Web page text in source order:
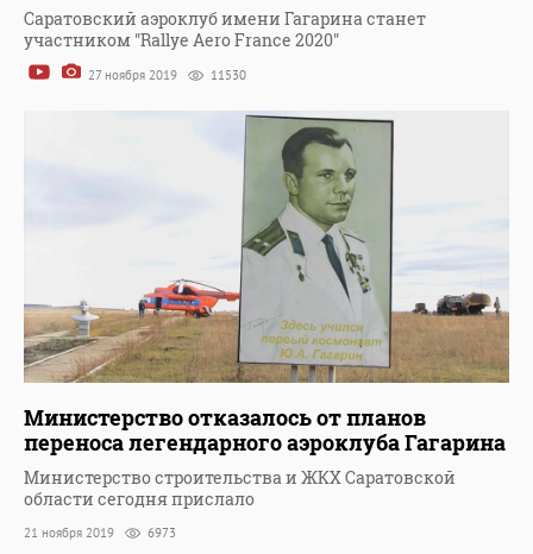
Саратовский аэроклуб имени Гагарина станет
участником "Rallye Aero France 2020"
27 ноября 2019 11530
Министерство отказалось от планов
переноса легендарного аэроклуба Гагарина
Министерство строительства и ЖКХ Саратовской
области сегодня прислало
21 ноября 2019 6973